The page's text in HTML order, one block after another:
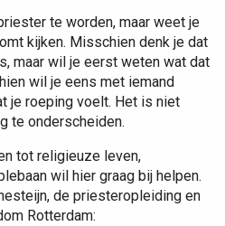
te worden, maar weet je
kijken. Misschien denk je dat
maar wil je eerst weten wat dat
wil je eens met iemand
je roeping voelt. Het is niet
te onderscheiden.
tot religieuze leven,
wil hier graag bij helpen.
de priesteropleiding en
Rotterdam: